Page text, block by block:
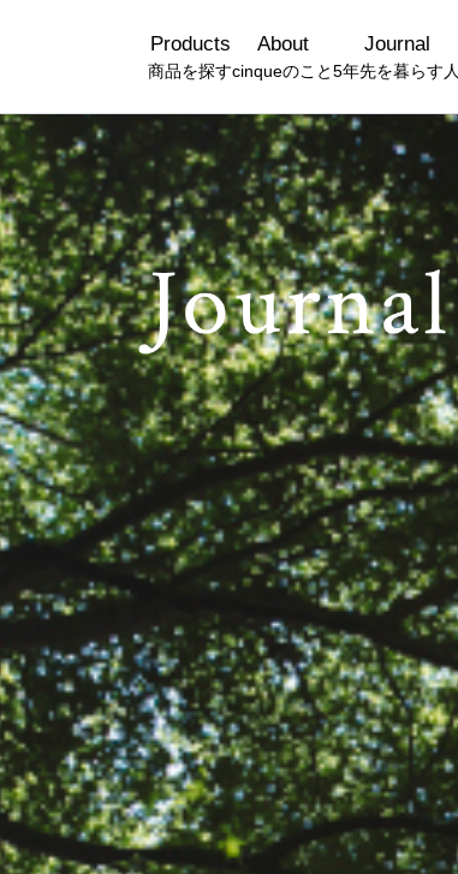
Products
商品を探す
About
cinqueのこと
Journal
5年先を暮らす人